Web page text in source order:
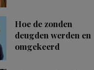
Hoe de zonden
deugden werden en
omgekeerd